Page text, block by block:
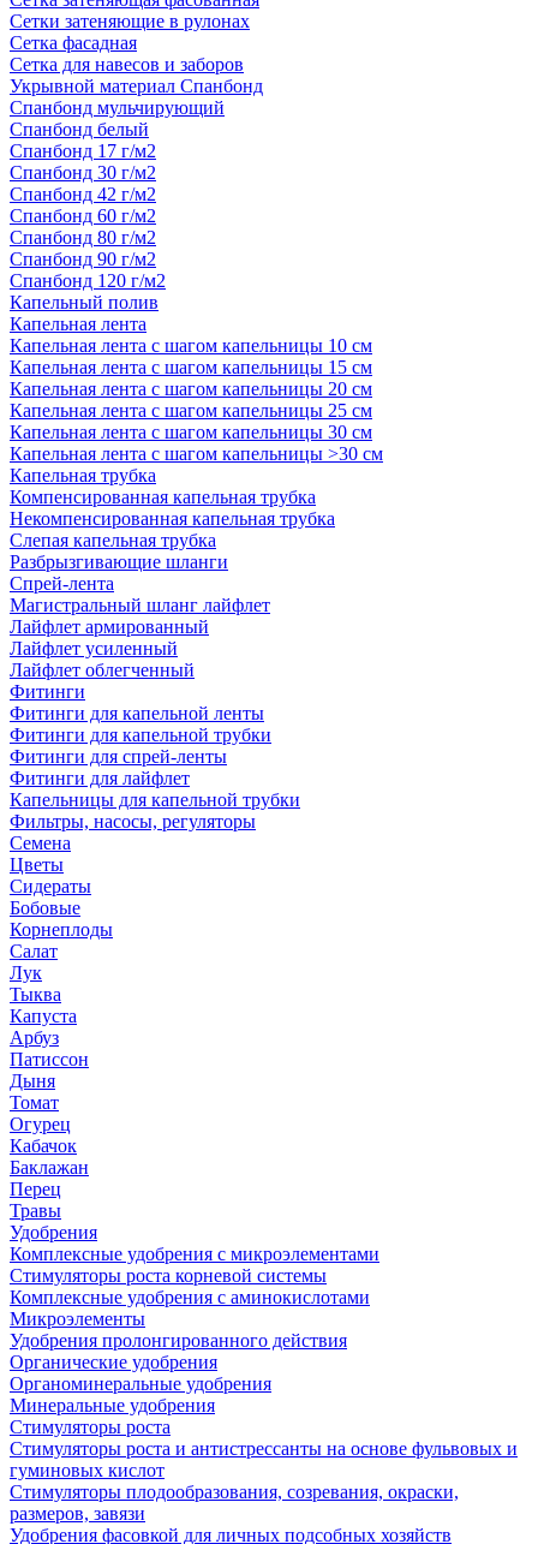
Сетки затеняющие в рулонах
Сетка фасадная
Сетка для навесов и заборов
Укрывной материал Спанбонд
Спанбонд мульчирующий
Спанбонд белый
Спанбонд 17 г/м2
Спанбонд 30 г/м2
Спанбонд 42 г/м2
Спанбонд 60 г/м2
Спанбонд 80 г/м2
Спанбонд 90 г/м2
Спанбонд 120 г/м2
Капельный полив
Капельная лента
Капельная лента с шагом капельницы 10 см
Капельная лента с шагом капельницы 15 см
Капельная лента с шагом капельницы 20 см
Капельная лента с шагом капельницы 25 см
Капельная лента с шагом капельницы 30 см
Капельная лента с шагом капельницы >30 см
Капельная трубка
Компенсированная капельная трубка
Некомпенсированная капельная трубка
Слепая капельная трубка
Разбрызгивающие шланги
Спрей-лента
Магистральный шланг лайфлет
Лайфлет армированный
Лайфлет усиленный
Лайфлет облегченный
Фитинги
Фитинги для капельной ленты
Фитинги для капельной трубки
Фитинги для спрей-ленты
Фитинги для лайфлет
Капельницы для капельной трубки
Фильтры, насосы, регуляторы
Семена
Цветы
Сидераты
Бобовые
Корнеплоды
Салат
Лук
Тыква
Капуста
Арбуз
Патиссон
Дыня
Томат
Огурец
Кабачок
Баклажан
Перец
Травы
Удобрения
Комплексные удобрения с микроэлементами
Стимуляторы роста корневой системы
Комплексные удобрения с аминокислотами
Микроэлементы
Удобрения пролонгированного действия
Органические удобрения
Органоминеральные удобрения
Минеральные удобрения
Стимуляторы роста
Стимуляторы роста и антистрессанты на основе фульвовых и
гуминовых кислот
Стимуляторы плодообразования, созревания, окраски,
размеров, завязи
Удобрения фасовкой для личных подсобных хозяйств